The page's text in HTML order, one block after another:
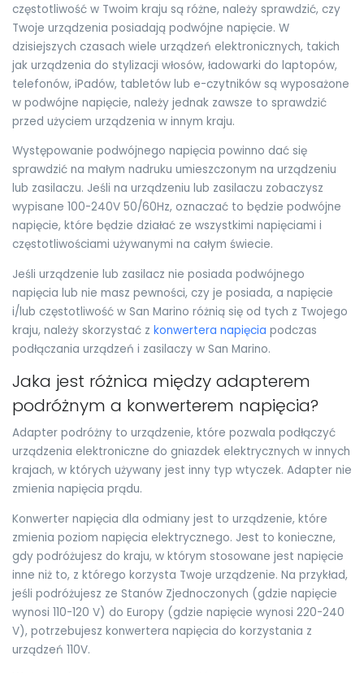
częstotliwość w Twoim kraju są różne, należy sprawdzić, czy
Twoje urządzenia posiadają podwójne napięcie. W
dzisiejszych czasach wiele urządzeń elektronicznych, takich
jak urządzenia do stylizacji włosów, ładowarki do laptopów,
telefonów, iPadów, tabletów lub e-czytników są wyposażone
w podwójne napięcie, należy jednak zawsze to sprawdzić
przed użyciem urządzenia w innym kraju.
Występowanie podwójnego napięcia powinno dać się
sprawdzić na małym nadruku umieszczonym na urządzeniu
lub zasilaczu. Jeśli na urządzeniu lub zasilaczu zobaczysz
wypisane 100-240V 50/60Hz, oznaczać to będzie podwójne
napięcie, które będzie działać ze wszystkimi napięciami i
częstotliwościami używanymi na całym świecie.
Jeśli urządzenie lub zasilacz nie posiada podwójnego
napięcia lub nie masz pewności, czy je posiada, a napięcie
i/lub częstotliwość w San Marino różnią się od tych z Twojego
kraju, należy skorzystać z konwertera napięcia podczas
podłączania urządzeń i zasilaczy w San Marino.
Jaka jest różnica między adapterem
podróżnym a konwerterem napięcia?
Adapter podróżny to urządzenie, które pozwala podłączyć
urządzenia elektroniczne do gniazdek elektrycznych w innych
krajach, w których używany jest inny typ wtyczek. Adapter nie
zmienia napięcia prądu.
Konwerter napięcia dla odmiany jest to urządzenie, które
zmienia poziom napięcia elektrycznego. Jest to konieczne,
gdy podróżujesz do kraju, w którym stosowane jest napięcie
inne niż to, z którego korzysta Twoje urządzenie. Na przykład,
jeśli podróżujesz ze Stanów Zjednoczonych (gdzie napięcie
wynosi 110-120 V) do Europy (gdzie napięcie wynosi 220-240
V), potrzebujesz konwertera napięcia do korzystania z
urządzeń 110V.